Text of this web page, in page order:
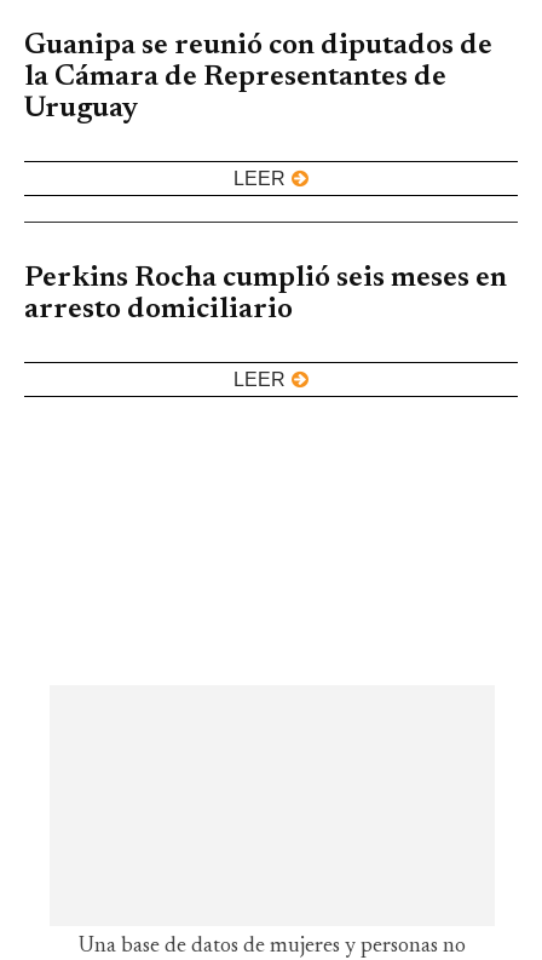
Guanipa se reunió con diputados de
la Cámara de Representantes de
Uruguay
LEER
Perkins Rocha cumplió seis meses en
arresto domiciliario
LEER
Una base de datos de mujeres y personas no